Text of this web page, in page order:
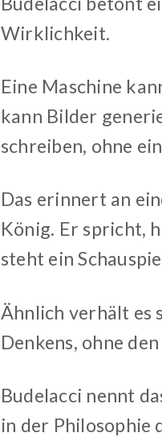
Wirklichkeit.
Eine Maschine
kann Bilder
schreiben, ohne
Das erinnert an
König. Er spricht,
steht ein
Ähnlich verhält es
Denkens, ohne
Budelacci nennt
in der Philosophie